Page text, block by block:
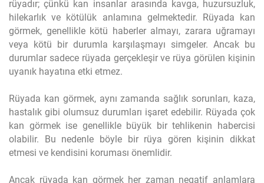
rüyadır; çünkü kan insanlar arasında kavga, huzursuzluk,
hilekarlık ve kötülük anlamına gelmektedir. Rüyada kan
görmek, genellikle kötü haberler almayı, zarara uğramayı
veya kötü bir durumla karşılaşmayı simgeler. Ancak bu
durumlar sadece rüyada gerçekleşir ve rüya görülen kişinin
uyanık hayatına etki etmez.
Rüyada kan görmek, aynı zamanda sağlık sorunları, kaza,
hastalık gibi olumsuz durumları işaret edebilir. Rüyada çok
kan görmek ise genellikle büyük bir tehlikenin habercisi
olabilir. Bu nedenle böyle bir rüya gören kişinin dikkat
etmesi ve kendisini koruması önemlidir.
Ancak rüyada kan görmek her zaman negatif anlamlara